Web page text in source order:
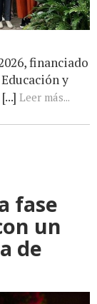
financiado
y
Leer más...
fase
un
de